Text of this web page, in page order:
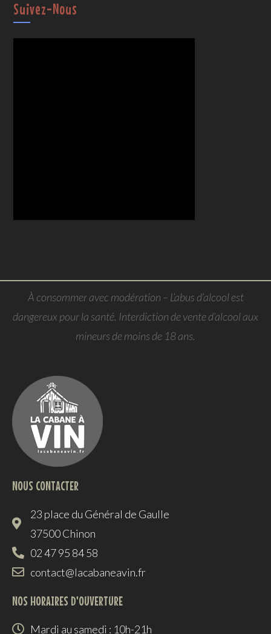
Suivez-Nous
À consommer avec modération – L’abus d’alcool est
dangereux pour la santé. Interdiction de vente d’alcool aux
mineurs de moins de 18 ans.
NOUS CONTACTER
23 place du Général de Gaulle
37500 Chinon
02 47 95 84 58
contact@lacabaneavin.fr
NOS HORAIRES D'OUVERTURE
Mardi au samedi : 10h-21h